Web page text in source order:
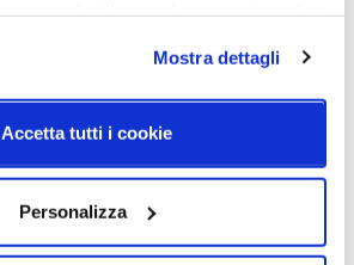
Mostra dettagli
Accetta tutti i cookie
Personalizza